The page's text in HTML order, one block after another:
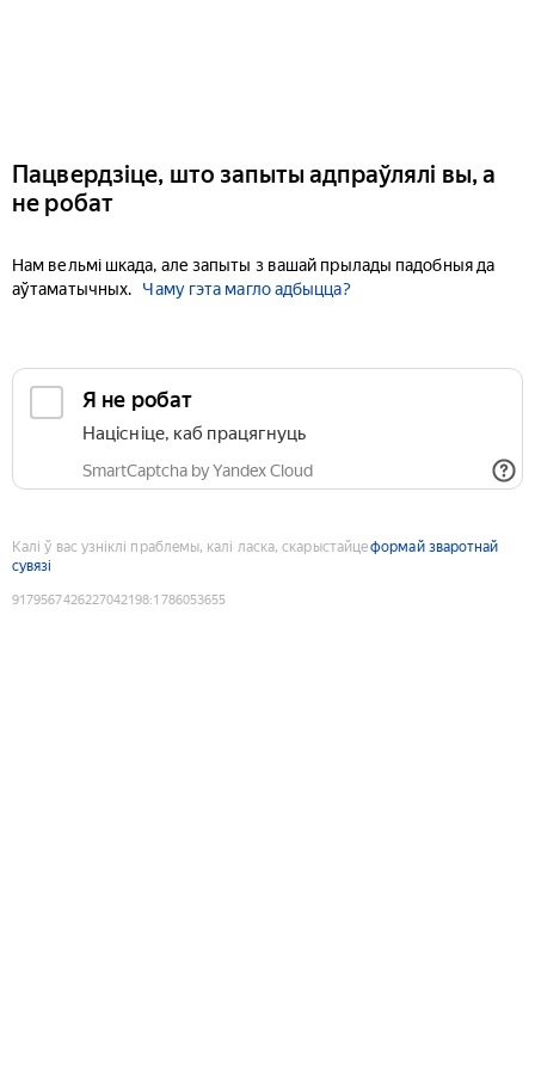
Пацвердзіце, што запыты адпраўлялі вы, а
не робат
Нам вельмі шкада, але запыты з вашай прылады падобныя да
аўтаматычных.
Чаму гэта магло адбыцца?
Я не робат
Націсніце, каб працягнуць
SmartCaptcha by Yandex Cloud
Калі ў вас узніклі праблемы, калі ласка, скарыстайцеформай зваротнай
сувязі
9179567426227042198:1786053655